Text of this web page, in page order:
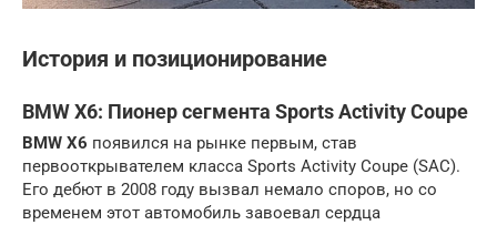
История и позиционирование
BMW X6: Пионер сегмента Sports Activity Coupe
BMW X6 появился на рынке первым, став
первооткрывателем класса Sports Activity Coupe (SAC).
Его дебют в 2008 году вызвал немало споров, но со
временем этот автомобиль завоевал сердца